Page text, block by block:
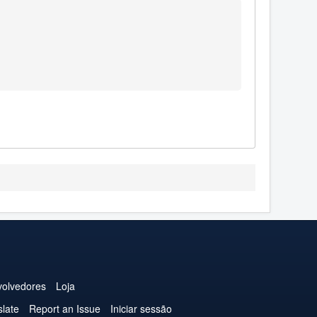
Loja
Report an Issue Iniciar sessão